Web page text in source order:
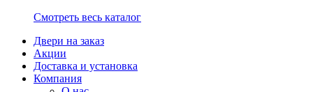
Смотреть весь каталог
Двери на заказ
Акции
Доставка и установка
Компания